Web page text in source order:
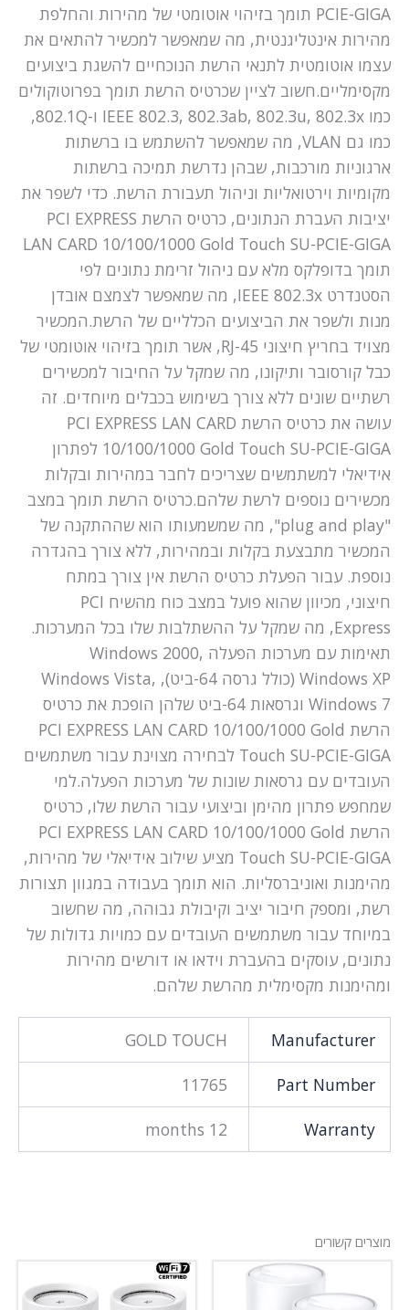
PCIE-GIGA תומך בזיהוי אוטומטי של מהירות והחלפת
מהירות אינטליגנטית, מה שמאפשר למכשיר להתאים את
עצמו אוטומטית לתנאי הרשת הנוכחיים להשגת ביצועים
מקסימליים.חשוב לציין שכרטיס הרשת תומך בפרוטוקולים
כמו IEEE 802.3, 802.3ab, 802.3u, 802.3x ו-802.1Q,
כמו גם VLAN, מה שמאפשר להשתמש בו ברשתות
ארגוניות מורכבות, שבהן נדרשת תמיכה ברשתות
מקומיות וירטואליות וניהול תעבורת הרשת. כדי לשפר את
יציבות העברת הנתונים, כרטיס הרשת PCI EXPRESS
LAN CARD 10/100/1000 Gold Touch SU-PCIE-GIGA
תומך בדופלקס מלא עם ניהול זרימת נתונים לפי
הסטנדרט IEEE 802.3x, מה שמאפשר לצמצם אובדן
מנות ולשפר את הביצועים הכלליים של הרשת.המכשיר
מצויד בחריץ חיצוני RJ-45, אשר תומך בזיהוי אוטומטי של
כבל קורסובר ותיקונו, מה שמקל על החיבור למכשירים
רשתיים שונים ללא צורך בשימוש בכבלים מיוחדים. זה
עושה את כרטיס הרשת PCI EXPRESS LAN CARD
10/100/1000 Gold Touch SU-PCIE-GIGA לפתרון
אידיאלי למשתמשים שצריכים לחבר במהירות ובקלות
מכשירים נוספים לרשת שלהם.כרטיס הרשת תומך במצב
"plug and play", מה שמשמעותו הוא שההתקנה של
המכשיר מתבצעת בקלות ובמהירות, ללא צורך בהגדרה
נוספת. עבור הפעלת כרטיס הרשת אין צורך במתח
חיצוני, מכיוון שהוא פועל במצב כוח מהשיח PCI
Express, מה שמקל על ההשתלבות שלו בכל המערכות.
תאימות עם מערכות הפעלה Windows 2000,
Windows XP (כולל גרסה 64-ביט), Windows Vista,
Windows 7 וגרסאות 64-ביט שלהן הופכת את כרטיס
הרשת PCI EXPRESS LAN CARD 10/100/1000 Gold
Touch SU-PCIE-GIGA לבחירה מצוינת עבור משתמשים
העובדים עם גרסאות שונות של מערכות הפעלה.למי
שמחפש פתרון מהימן וביצועי עבור הרשת שלו, כרטיס
הרשת PCI EXPRESS LAN CARD 10/100/1000 Gold
Touch SU-PCIE-GIGA מציע שילוב אידיאלי של מהירות,
מהימנות ואוניברסליות. הוא תומך בעבודה במגוון תצורות
רשת, ומספק חיבור יציב וקיבולת גבוהה, מה שחשוב
במיוחד עבור משתמשים העובדים עם כמויות גדולות של
נתונים, עוסקים בהעברת וידאו או דורשים מהירות
ומהימנות מקסימלית מהרשת שלהם.
Manufacturer
GOLD TOUCH
Part Number
11765
Warranty
12 months
מוצרים קשורים